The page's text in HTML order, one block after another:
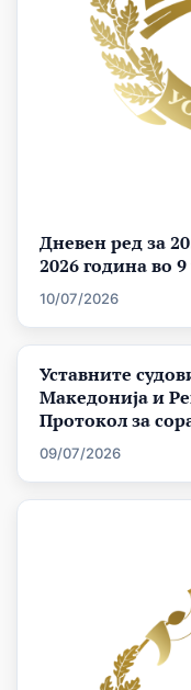
Дневен ред за
2026 година во
10/07/2026
Уставните
Македонија и
Протокол за
09/07/2026